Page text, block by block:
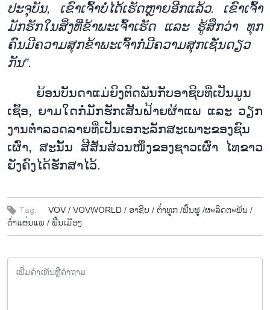
ປະຈຸບັນ, ເຂົາເຈົ້າບໍ່ໄດ້ເຮັດຫຼາຍອີກແລ້ວ. ​ເຂົາເຈົ້າ
ມັກຮັກໃນສິ່ງທີ່ຂ້າພະເຈົ້າເຮັດ ແລະ ຮູ້ສຶກວ່າ ທຸກ
ຄົນມີຄວາມສຸກຂ້າພະເຈົ້າກໍ່ມີຄວາມສຸກເຊັ່ນດຽວ
ກັນ”.
ຍ້ອນບັນດາແມ່ຍິງຕິດພັນກັບອາຊີບທີ່ເປັນມູນ
ເຊື້ອ, ຍາມໃດກໍ່ມັກຮັກເສັ້ນຝ້າຍຜ້າແພ ແລະ ວຽກ
ງານຕ່ຳລວດລາຍທີ່ເປັນເອກະລັກສະເພາະຂອງຊົນ
ເຜົ່າ,ສະນັ້ນ ສີສັນສ່ວນໜຶ່ງຂອງຊາວເຜົ່າ ໄທຂາວ
ຍັງຄົງໄດ້ຮັກສາໄວ້.
Tag: VOV /VOVWORLD /ອາ​ຊີບ​ /ຕ່ຳ​ຫູກ​ /​ຟື້ນ​ຟູ /​ຜະ​ລິດ​ຕະ​ພັນ​ /
ຕ່ຳ​ແຜ່ນ​ແພ​ /ພື້ນ​ເມືອງ